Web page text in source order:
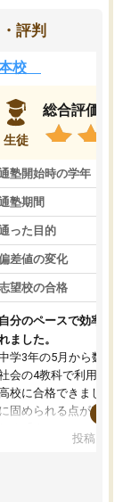
評判
校
生徒
総合評価
塾開始時の学年
塾期間
った目的
差値の変化
望校の合格
自分のペースで効率よく
ました。
学3年の5月から数学・
会の4教科で利用し、
校に合格できました。
に固められる点が魅力で
項目のおかげで、手軽
投稿日：